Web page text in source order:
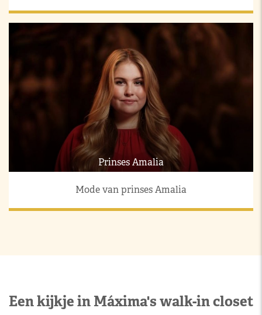
Prinses Amalia
Mode van prinses Amalia
Een kijkje in Máxima's walk-in closet